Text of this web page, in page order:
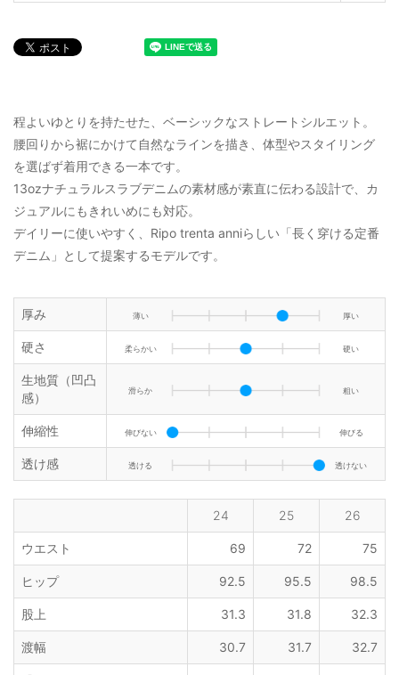
程よいゆとりを持たせた、ベーシックなストレートシルエット。
腰回りから裾にかけて自然なラインを描き、体型やスタイリング
を選ばず着用できる一本です。
13ozナチュラルスラブデニムの素材感が素直に伝わる設計で、カ
ジュアルにもきれいめにも対応。
デイリーに使いやすく、Ripo trenta anniらしい「長く穿ける定番
デニム」として提案するモデルです。
厚み 薄い 厚い
硬さ 柔らかい 硬い
生地質（凹凸
感）
滑らか 粗い
伸縮性 伸びない 伸びる
透け感 透ける 透けない
24 25 26
ウエスト 69 72 75
ヒップ 92.5 95.5 98.5
股上 31.3 31.8 32.3
渡幅 30.7 31.7 32.7